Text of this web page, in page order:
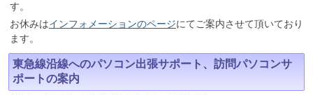
す。
お休みはインフォメーションのページにてご案内させて頂いており
ます。
東急線沿線へのパソコン出張サポート、訪問パソコンサ
ポートの案内